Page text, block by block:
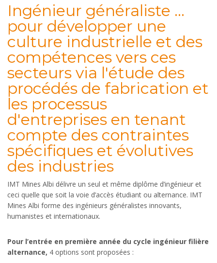
Ingénieur généraliste …
pour développer une
culture industrielle et des
compétences vers ces
secteurs via l'étude des
procédés de fabrication et
les processus
d'entreprises en tenant
compte des contraintes
spécifiques et évolutives
des industries
IMT Mines Albi délivre un seul et même diplôme d’ingénieur et
ceci quelle que soit la voie d’accès étudiant ou alternance. IMT
Mines Albi forme des ingénieurs généralistes innovants,
humanistes et internationaux.
Pour l’entrée en première année du cycle ingénieur filière
alternance, 4 options sont proposées :